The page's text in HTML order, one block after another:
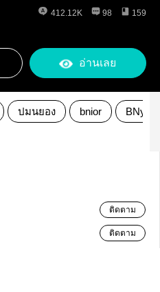
412.12K 98 159
อ่านเลย
ปมนยอง bnior
ติดตาม
ติดตาม